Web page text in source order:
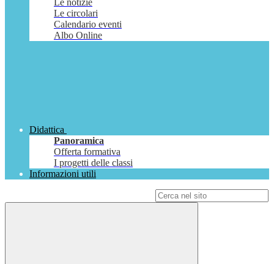
Le notizie
Le circolari
Calendario eventi
Albo Online
Didattica
Panoramica
Offerta formativa
I progetti delle classi
Informazioni utili